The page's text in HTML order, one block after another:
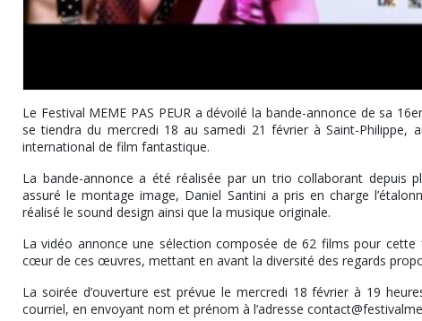
Le Festival MEME PAS PEUR a dévoilé la bande-annonce de sa
se tiendra du mercredi 18 au samedi 21 février à Saint-
international de film fantastique.
La bande-annonce a été réalisée par un trio collaborant depuis
assuré le montage image, Daniel Santini a pris en charge
réalisé le sound design ainsi que la musique originale.
La vidéo annonce une sélection composée de 62 films pour
cœur de ces œuvres, mettant en avant la diversité des regards
La soirée d’ouverture est prévue le mercredi 18 février à 19
courriel, en envoyant nom et prénom à l’adresse